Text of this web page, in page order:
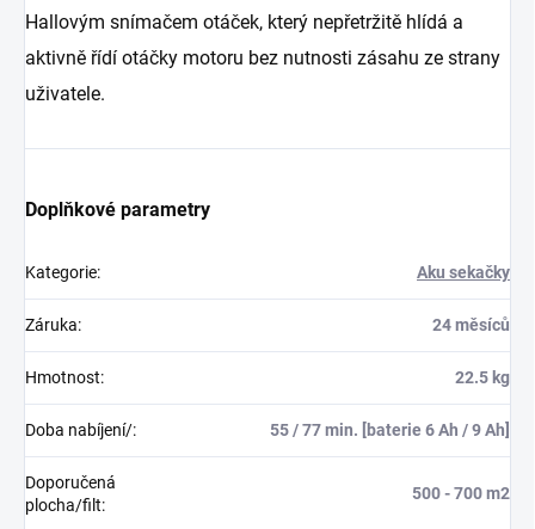
Hallovým snímačem otáček, který nepřetržitě hlídá a
aktivně řídí otáčky motoru bez nutnosti zásahu ze strany
uživatele.
Doplňkové parametry
Kategorie: Aku sekačky
Záruka: 24 měsíců
Hmotnost: 22.5 kg
Doba nabíjení/: 55 / 77 min. [baterie 6 Ah / 9 Ah]
Doporučená
plocha/filt:
500 - 700 m2